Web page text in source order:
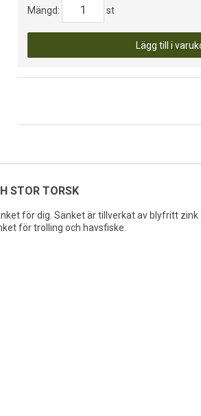
Mängd: st
Lägg till i
STOR TORSK
för dig. Sänket är tillverkat av blyfritt
för trolling och havsfiske.